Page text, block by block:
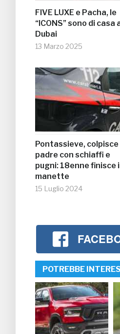
FIVE LUXE e Pacha, le
“ICONS” sono di casa
Dubai
13 Marzo 2025
Pontassieve, colpisce
padre con schiaffi e
pugni: 18enne finisce
manette
15 Luglio 2024
POTREBBE